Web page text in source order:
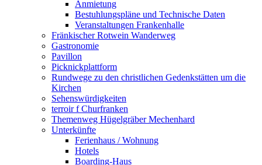
Anmietung
Bestuhlungspläne und Technische Daten
Veranstaltungen Frankenhalle
Fränkischer Rotwein Wanderweg
Gastronomie
Pavillon
Picknickplattform
Rundwege zu den christlichen Gedenkstätten um die
Kirchen
Sehenswürdigkeiten
terroir f Churfranken
Themenweg Hügelgräber Mechenhard
Unterkünfte
Ferienhaus / Wohnung
Hotels
Boarding-Haus